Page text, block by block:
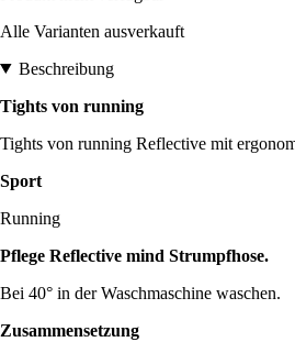
Alle Varianten ausverkauft
Beschreibung
Tights von running
Tights von running Reflective mit
Sport
Running
Pflege Reflective mind Strumpfhose.
Bei 40° in der Waschmaschine waschen.
Zusammensetzung